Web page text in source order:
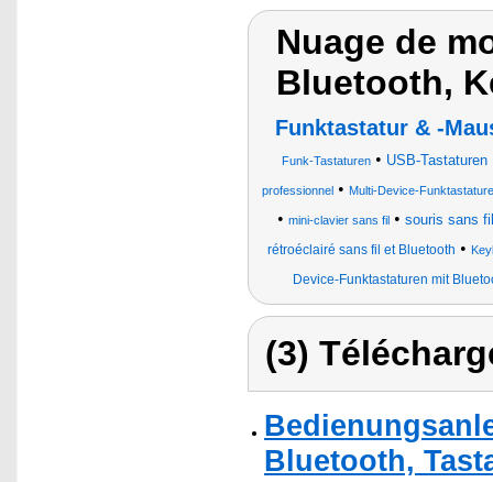
Nuage de
Bluetooth,
Funktastatur & -
Funk-Tastaturen• USB-Tastaturen
professionnel • Multi-Device-
• mini-clavier sans fil• souris sans
rétroéclairé sans fil et Bluetooth •
Device-Funktastaturen mit
(3)
Bluetooth,